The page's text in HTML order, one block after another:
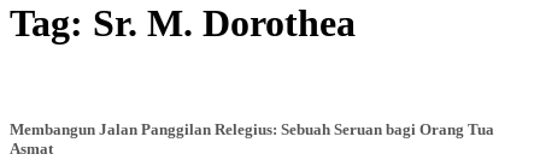
Tag: Sr. M. Dorothea
Membangun Jalan Panggilan Relegius: Sebuah Seruan bagi Orang Tua
Asmat